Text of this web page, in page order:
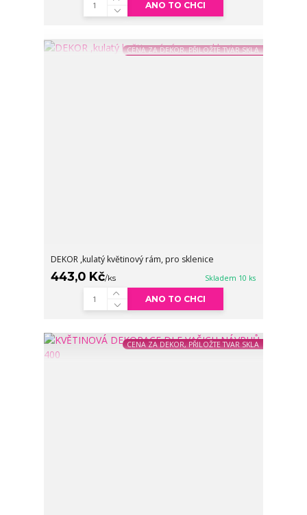
ANO TO CHCI
CENA ZA DEKOR, PŘILOŽTE TVAR SKLA
DEKOR ,kulatý květinový rám, pro sklenice
443,0 Kč/ks Skladem 10 ks
ANO TO CHCI
CENA ZA DEKOR, PŘILOŽTE TVAR SKLA